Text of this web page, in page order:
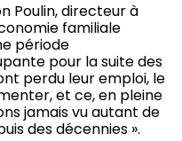
Poulin, directeur à
familiale
période
pour la suite des
perdu leur emploi, le
et ce, en pleine
jamais vu autant de
des décennies ».